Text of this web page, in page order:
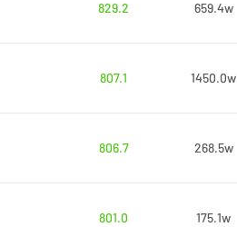
829.2
659.4w
807.1
1450.0w
806.7
268.5w
801.0
175.1w